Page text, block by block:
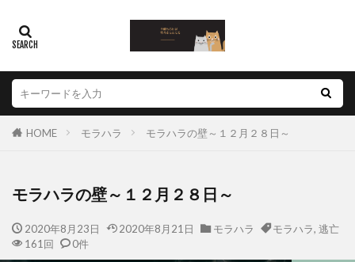
HOME モラハラ モラハラの壁～１２月２８日～
モラハラの壁～１２月２８日～
2020年8月23日 2020年8月21日 モラハラ モラハラ, 逃亡
161回
0件